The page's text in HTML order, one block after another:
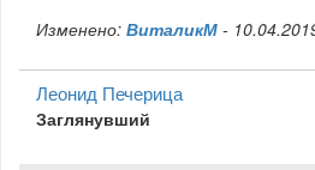
Изменено: ВиталикМ -
Леонид Печерица
Заглянувший